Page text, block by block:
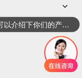
可以介绍下你们的产品么